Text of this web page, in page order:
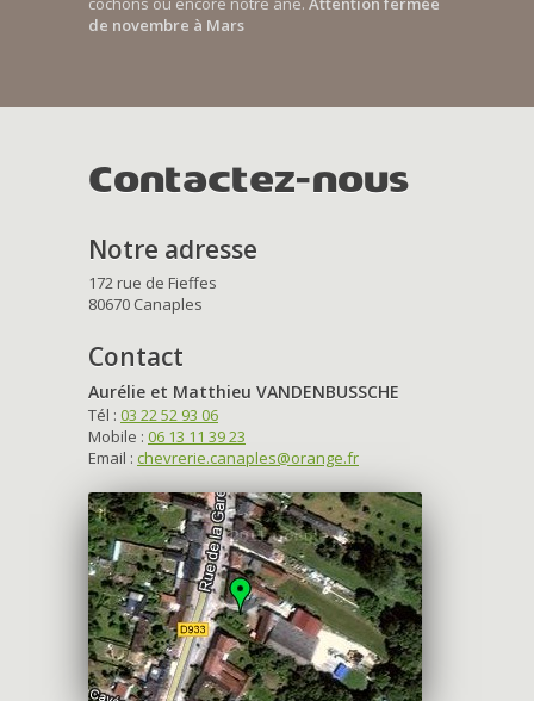
de novembre à Mars
Contactez-nous
Notre adresse
172 rue de Fieffes
80670 Canaples
Contact
Aurélie et Matthieu VANDENBUSSCHE
Tél : 03 22 52 93 06
Mobile : 06 13 11 39 23
Email : chevrerie.canaples@orange.fr